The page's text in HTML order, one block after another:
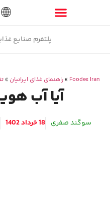
پلتفرم صنایع
Foodex Iran
» راهنمای غذای ایرانیان »
آیا آب
سوگند صفری 18 خرداد 1402